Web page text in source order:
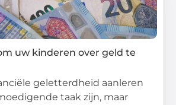
uw kinderen over geld te
geletterdheid aanleren
taak zijn, maar